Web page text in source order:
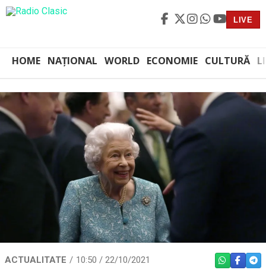
LIVE
HOME NAȚIONAL WORLD ECONOMIE CULTURĂ
ACTUALITATE 10:50 / 22/10/2021 WHATSAPP